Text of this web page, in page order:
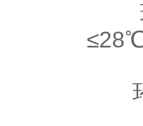
环
环